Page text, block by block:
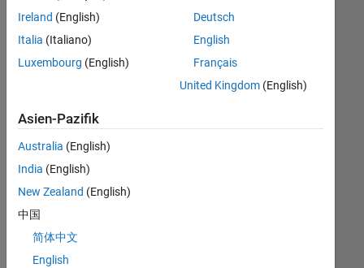
oder
alle
Stellenangebote
anzeigen .
noch
keine
offenen
Stellen
können,
die
Ihren
Ireland (English)
Italia (Italiano)
Luxembourg (English)
Deutsch
English
Français
United Kingdom(English)
Asien-Pazifik
Australia (English)
India (English)
New Zealand (English)
中国
简体中文
English